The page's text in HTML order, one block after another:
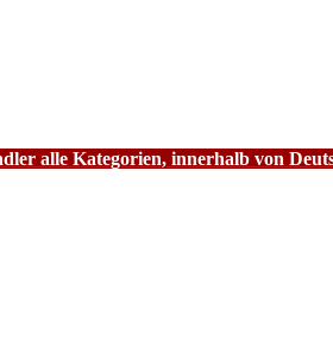
alle Kategorien, innerhalb von